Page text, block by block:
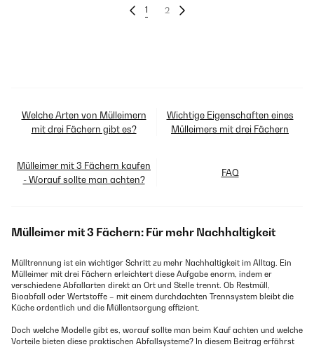
1 2
Welche Arten von Mülleimern
mit drei Fächern gibt es?
Wichtige Eigenschaften eines
Mülleimers mit drei Fächern
Mülleimer mit 3 Fächern kaufen
- Worauf sollte man achten?
FAQ
Mülleimer mit 3 Fächern: Für mehr Nachhaltigkeit
Mülltrennung ist ein wichtiger Schritt zu mehr Nachhaltigkeit im Alltag. Ein
Mülleimer mit drei Fächern erleichtert diese Aufgabe enorm, indem er
verschiedene Abfallarten direkt an Ort und Stelle trennt. Ob Restmüll,
Bioabfall oder Wertstoffe – mit einem durchdachten Trennsystem bleibt die
Küche ordentlich und die Müllentsorgung effizient.
Doch welche Modelle gibt es, worauf sollte man beim Kauf achten und welche
Vorteile bieten diese praktischen Abfallsysteme? In diesem Beitrag erfährst